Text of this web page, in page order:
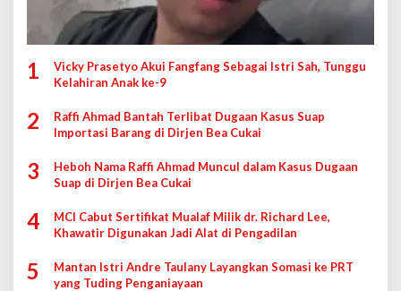
1
Vicky Prasetyo Akui Fangfang Sebagai Istri Sah, Tunggu
Kelahiran Anak ke-9
2
Raffi Ahmad Bantah Terlibat Dugaan Kasus Suap
Importasi Barang di Dirjen Bea Cukai
3
Heboh Nama Raffi Ahmad Muncul dalam Kasus Dugaan
Suap di Dirjen Bea Cukai
4
MCI Cabut Sertifikat Mualaf Milik dr. Richard Lee,
Khawatir Digunakan Jadi Alat di Pengadilan
5
Mantan Istri Andre Taulany Layangkan Somasi ke PRT
yang Tuding Penganiayaan